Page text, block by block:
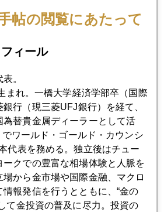
に比し、地味である。しかし「買い
に、先物空売りのワンツーパンチが
トしているが、ラウンドを重ねるに
ーが効いてくるは必定。最終的には
げ幅２１％をベースに考えると、昨
００ドルから２１％下げた値位置
なる。日本時間今朝の価格は１５４
圏と見る。
帖の閲覧にあたって
ィール
。
まれ。一橋大学経済学部卒（国際
行（現三菱UFJ銀行）を経て、
為替貴金属ディーラーとして活
ワールド・ゴールド・カウンシ
代表を務める。独立後はチュー
ークでの豊富な相場体験と人脈を
場から金市場や国際金融、マクロ
報発信を行うとともに、“金の
て金投資の普及に尽力。投資の